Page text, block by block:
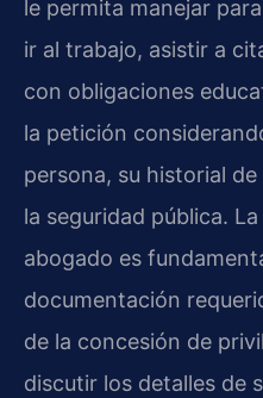
le permita manejar
ir al trabajo, asistir a
con obligaciones
la petición
persona, su historial
la seguridad pública.
abogado es
documentación
de la concesión de
discutir los detalles de